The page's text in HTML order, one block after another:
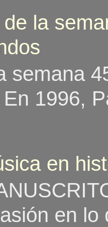
de la
semana
1996,
en
en